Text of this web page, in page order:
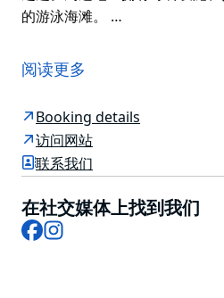
的游泳海滩。 …
悉尼邦迪纳 (Bundeena) 的历史
式桨板租赁公司，距离悉尼中央
静水域，是悉尼最便捷、风景
一。
邦迪纳皮划艇租赁公司拥有超过
适合初学者、家庭和经验丰富的
立式桨板租赁服务。邦迪纳谷、
阅读更多
Booking details
访问网站
联系我们
在社交媒体上找到我们
Facebook